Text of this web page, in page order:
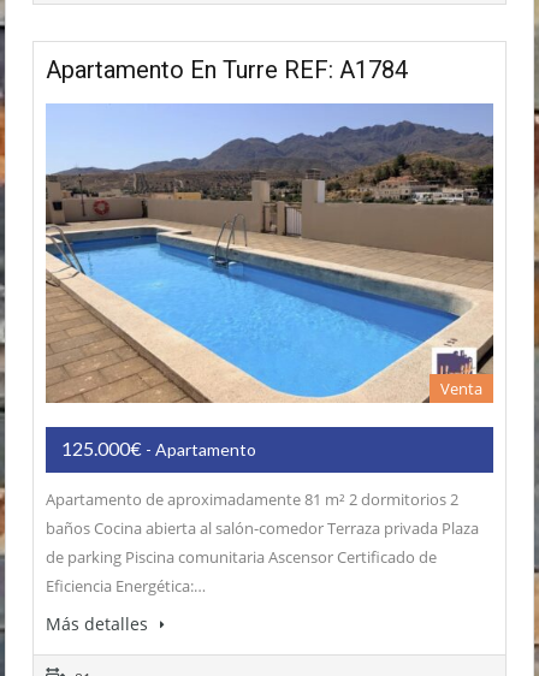
Apartamento En Turre REF: A1784
Venta
125.000€ - Apartamento
Apartamento de aproximadamente 81 m² 2 dormitorios 2
baños Cocina abierta al salón-comedor Terraza privada Plaza
de parking Piscina comunitaria Ascensor Certificado de
Eficiencia Energética:…
Más detalles